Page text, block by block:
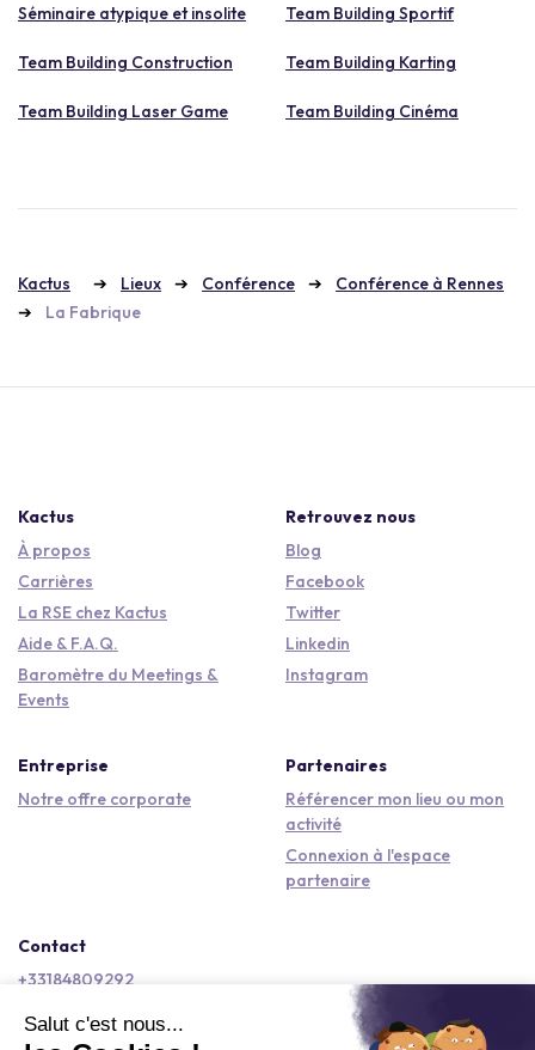
Séminaire atypique et insolite Team Building Sportif
Team Building Construction Team Building Karting
Team Building Laser Game Team Building Cinéma
Kactus Lieux Conférence
Conférence à Rennes
La Fabrique
Kactus
À propos
Carrières
La RSE chez Kactus
Aide & F.A.Q.
Baromètre du Meetings &
Events
Retrouvez nous
Blog
Facebook
Twitter
Linkedin
Instagram
Entreprise
Notre offre corporate
Partenaires
Référencer mon lieu ou mon
activité
Connexion à l'espace
partenaire
Contact
+33184809292